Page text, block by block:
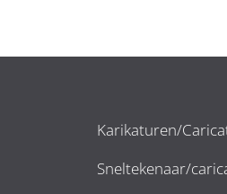
Karikaturen/
Sneltekenaar/